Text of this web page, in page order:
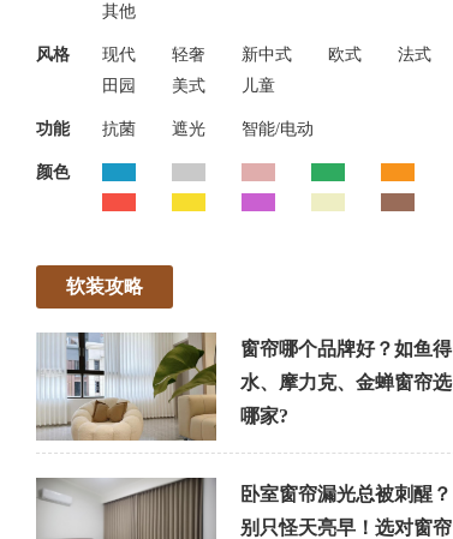
其他
风格 现代 轻奢 新中式 欧式
法式
田园
美式 儿童
功能 抗菌 遮光 智能/电动
颜色
软装攻略
窗帘哪个品牌好？如鱼得
水、摩力克、金蝉窗帘选
哪家?
卧室窗帘漏光总被刺醒？
别只怪天亮早！选对窗帘